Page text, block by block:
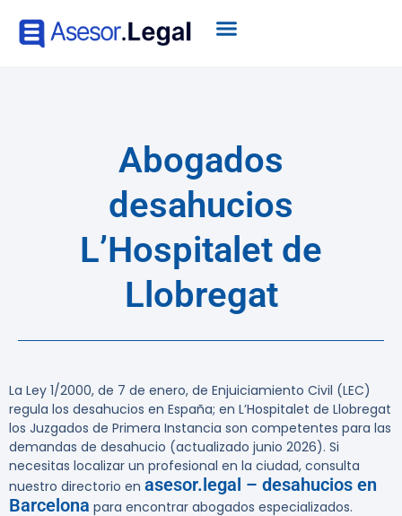
Abogados
desahucios
L’Hospitalet de
Llobregat
La Ley 1/2000, de 7 de enero, de Enjuiciamiento Civil (LEC)
regula los desahucios en España; en L’Hospitalet de Llobregat
los Juzgados de Primera Instancia son competentes para las
demandas de desahucio (actualizado junio 2026). Si
necesitas localizar un profesional en la ciudad, consulta
nuestro directorio en asesor.legal – desahucios en
Barcelona para encontrar abogados especializados.